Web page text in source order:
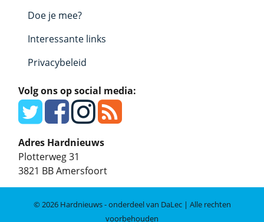
Doe je mee?
Interessante links
Privacybeleid
Volg ons op social media:
Adres Hardnieuws
Plotterweg 31
3821 BBAmersfoort
© 2026 Hardnieuws - onderdeel van DaLec | Alle rechten
voorbehouden